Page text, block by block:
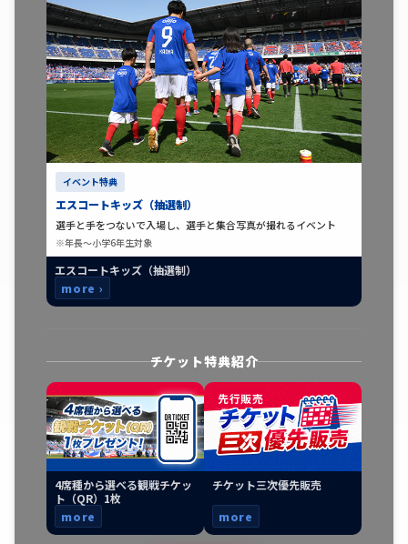
イベント特典
エスコートキッズ（抽選制）
選手と手をつないで入場し、選手と集合写真が撮れるイベント
※年長〜小学6年生対象
エスコートキッズ（抽選制）
more ›
チケット特典紹介
4席種から選べる観戦チケッ
ト（QR）1枚
more
先行販売
チケット三次優先販売
more